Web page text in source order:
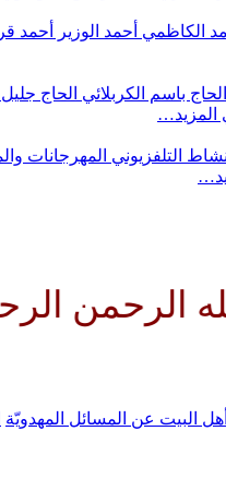
الكاظمي أحمد الوزير أحمد
الحاج باسم الكربلائي الحاج
المزيد…
التلفزيوني المهرجانات
الرحيم
أهل البيت عن المسائل المهدويّة